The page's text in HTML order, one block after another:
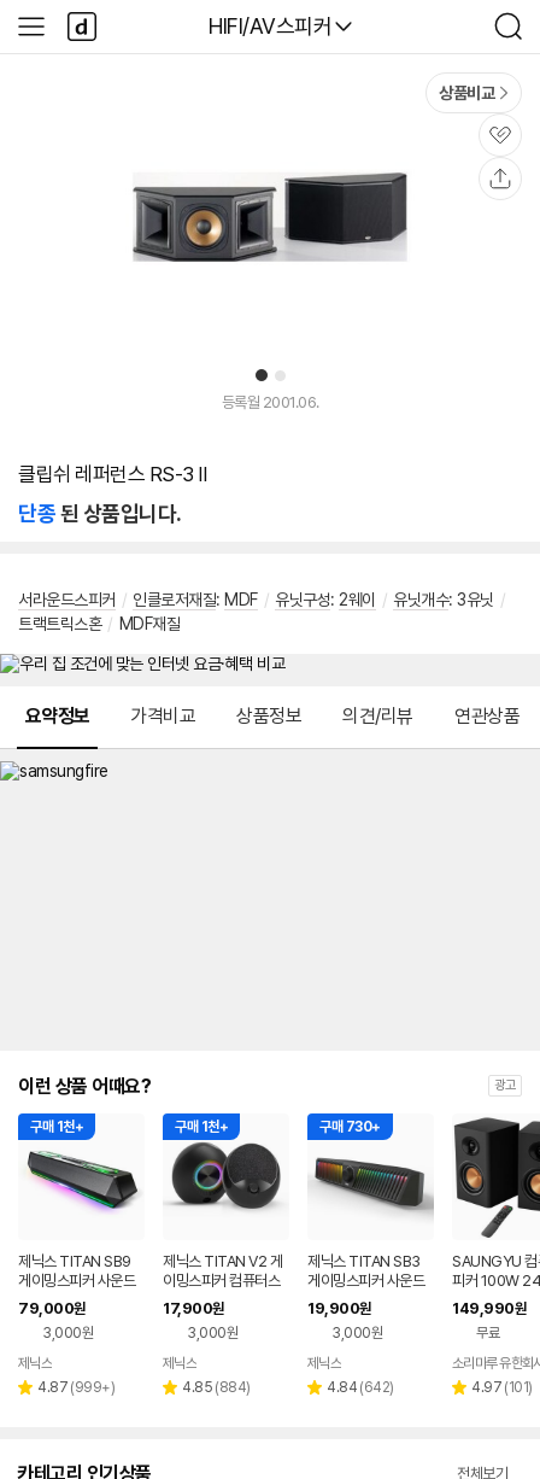
다나와
HIFI/AV스피커
검
색
사
이
다
나
와
1 2
상품비교
관
심
등록월 2001.06.
클립쉬 레퍼런스 RS-3 II
단종된 상품입니다.
서라운드스피커 / 인클로저재질: MDF / 유닛구성: 2웨이 / 유닛개수: 3유닛 /
트랙트릭스혼 / MDF재질
요약정보 가격비교 상품정보 의견/리뷰 연관상품
이런 상품 어때요? 광고
구매 1천+
제닉스 TITAN SB9
게이밍스피커 사운드
바 컴퓨터스피커
79,000원
3,000원
페이
제닉스
별 4.87 리
(999+)
구매 1천+
제닉스 TITAN V2 게
이밍스피커 컴퓨터스
피커
17,900원
3,000원
페이
제닉스
별 4.85 리
(884)
구매 730+
제닉스 TITAN SB3
게이밍스피커 사운드
바 컴퓨터스피커
19,900원
3,000원
페이
제닉스
별 4.84 리
(642)
SAUNGYU 컴
피커 100W
디오 2채널 PC
블루투스 연결
149,990원
무료
소리마루 유한회
별 4.97 리
(101)
카테고리 인기상품 전체보기